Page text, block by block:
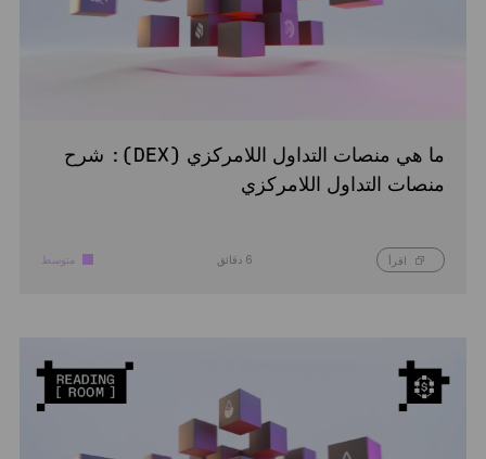
ما هي منصات التداول اللامركزي (DEX): شرح
منصات التداول اللامركزي
اقرأ 6 دقائق متوسط